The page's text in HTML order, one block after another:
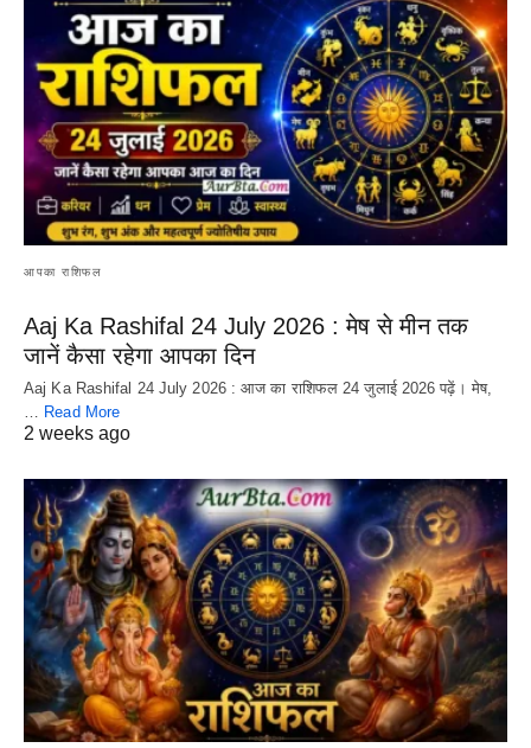
आपका राशिफल
Aaj Ka Rashifal 24 July 2026 : मेष से मीन तक
जानें कैसा रहेगा आपका दिन
Aaj Ka Rashifal 24 July 2026 : आज का राशिफल 24 जुलाई 2026 पढ़ें। मेष,
… Read More
2 weeks ago